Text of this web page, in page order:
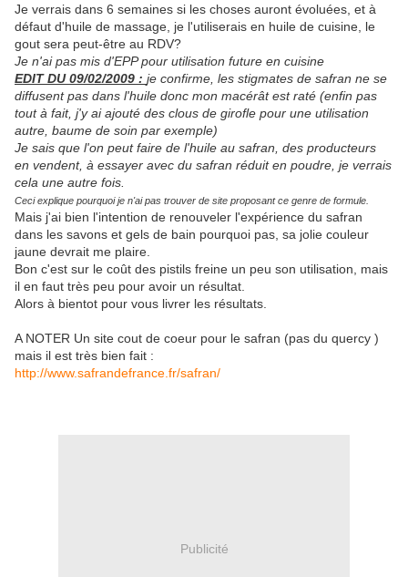
Je verrais dans 6 semaines si les choses auront évoluées, et à
défaut d'huile de massage, je l'utiliserais en huile de cuisine, le
gout sera peut-être au RDV?
Je n'ai pas mis d'EPP pour utilisation future en cuisine
EDIT DU 09/02/2009 : je confirme, les stigmates de safran ne se
diffusent pas dans l'huile donc mon macérât est raté (enfin pas
tout à fait, j'y ai ajouté des clous de girofle pour une utilisation
autre, baume de soin par exemple)
Je sais que l'on peut faire de l'huile au safran, des producteurs
en vendent, à essayer avec du safran réduit en poudre, je verrais
cela une autre fois.
Ceci explique pourquoi je n'ai pas trouver de site proposant ce genre de formule.
Mais j'ai bien l'intention de renouveler l'expérience du safran
dans les savons et gels de bain pourquoi pas, sa jolie couleur
jaune devrait me plaire.
Bon c'est sur le coût des pistils freine un peu son utilisation, mais
il en faut très peu pour avoir un résultat.
Alors à bientot pour vous livrer les résultats.
A NOTER Un site cout de coeur pour le safran (pas du quercy )
mais il est très bien fait :
http://www.safrandefrance.fr/safran/
Publicité